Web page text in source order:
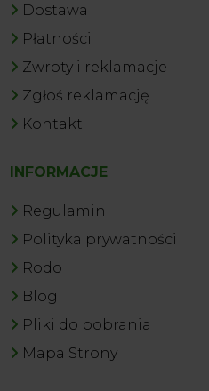
Dostawa
Płatności
Zwroty i reklamacje
Zgłoś reklamację
Kontakt
INFORMACJE
Regulamin
Polityka prywatności
Rodo
Blog
Pliki do pobrania
Mapa Strony